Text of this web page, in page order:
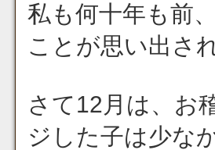
私も何十年も前
ことが思い出さ
さて12月は、お
ジした子は少な